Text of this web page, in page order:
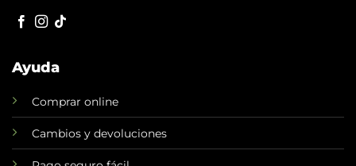
Ayuda
Comprar online
Cambios y devoluciones